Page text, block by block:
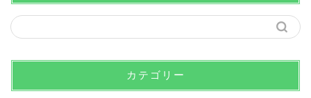
カテゴリー